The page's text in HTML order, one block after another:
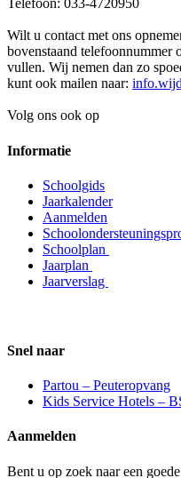
Telefoon: 033-4720950
Wilt u contact met ons
bovenstaand telefoonnummer
vullen. Wij nemen dan zo
kunt ook mailen naar:
Volg ons ook op
Informatie
Schoolgids
Jaarkalender
Aanmelden
Schoolplan
Jaarplan
Jaarverslag
Snel naar
Partou – Peuteropvang
Kids Service Hotels –
Aanmelden
Bent u op zoek naar een